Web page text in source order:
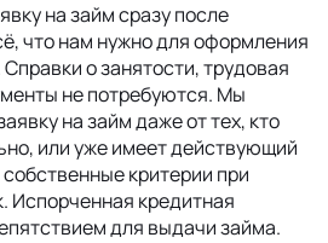
на займ сразу после
что нам нужно для оформления
о занятости, трудовая
не потребуются. Мы
на займ даже от тех, кто
или уже имеет действующий
критерии при
Испорченная кредитная
для выдачи займа.